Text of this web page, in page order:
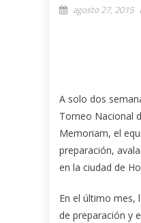
agosto 27, 2015
A solo dos
Torneo Nacional
Memoriam, el
preparación,
en la ciudad de
En el último mes,
de preparación y